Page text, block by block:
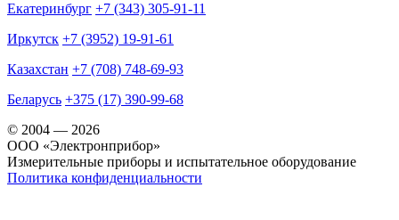
Екатеринбург +7 (343) 305-91-11
Иркутск +7 (3952) 19-91-61
Казахстан +7 (708) 748-69-93
Беларусь +375 (17) 390-99-68
© 2004 — 2026
OOO «Электронприбор»
Измерительные приборы и испытательное оборудование
Политика конфиденциальности